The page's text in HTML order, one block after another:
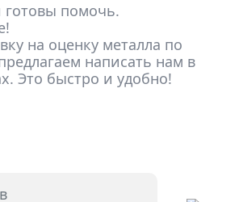
помочь.
на оценку металла по
написать нам в
Это быстро и удобно!